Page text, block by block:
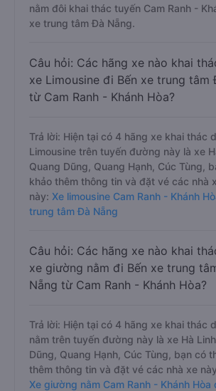
nằm đôi khai thác tuyến Cam Ranh -
xe trung tâm Đà Nẵng.
Câu hỏi: Các hãng xe nào khai
xe Limousine đi Bến xe trung tâm
từ Cam Ranh - Khánh Hòa?
Trả lời: Hiện tại có 4 hãng xe khai thác
Limousine trên tuyến đường này là xe
Quang Dũng, Quang Hạnh, Cúc Tùng,
khảo thêm thông tin và đặt vé các nhà
này: Xe limousine Cam Ranh - Khánh
trung tâm Đà Nẵng
Câu hỏi: Các hãng xe nào khai
xe giường nằm đi Bến xe trung
Nẵng từ Cam Ranh - Khánh Hòa?
Trả lời: Hiện tại có 4 hãng xe khai thác
nằm trên tuyến đường này là xe Hà
Dũng, Quang Hạnh, Cúc Tùng, bạn có
thêm thông tin và đặt vé các nhà xe
Xe giường nằm Cam Ranh - Khánh Hòa